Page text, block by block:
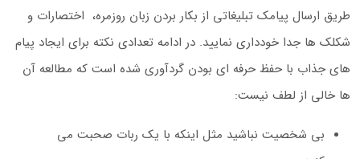
طریق ارسال پیامک تبلیغاتی از بکار بردن زبان روزمره، اختصارات و
شکلک ها جدا خودداری نمایید. در ادامه تعدادی نکته برای ایجاد پیام
های جذاب با حفظ حرفه ای بودن گردآوری شده است که مطالعه آن
ها خالی از لطف نیست:
بی شخصیت نباشید مثل اینکه با یک ربات صحبت می